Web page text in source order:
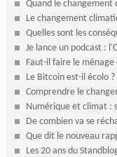
Quand le changement
Le changement
Quelles sont les
Je lance un podcast :
Faut-il faire le ménage
Le Bitcoin est-il écolo ?
Comprendre le
Numérique et climat :
De combien va se
Que dit le nouveau
Les 20 ans du